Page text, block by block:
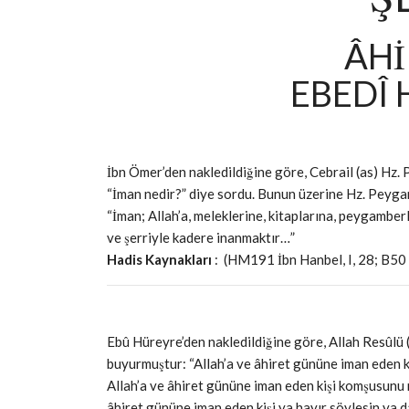
EBEDÎ
İbn Ömer’den nakledildiğine göre, Cebrail (as) Hz.
“İman nedir?” diye sordu. Bunun üzerine Hz.
“İman; Allah’a, meleklerine, kitaplarına,
ve şerriyle kadere inanmaktır…”
Hadis Kaynakları : (HM191 İbn Hanbel, I, 28; B50
Ebû Hüreyre’den nakledildiğine göre, Allah Resûlü
buyurmuştur: “Allah’a ve âhiret gününe iman
Allah’a ve âhiret gününe iman eden kişi komşusunu